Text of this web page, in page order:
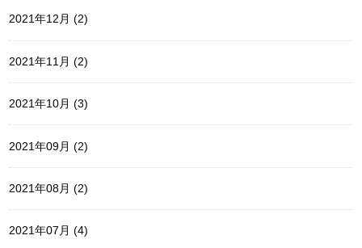
2021年12月 (2)
2021年11月 (2)
2021年10月 (3)
2021年09月 (2)
2021年08月 (2)
2021年07月 (4)